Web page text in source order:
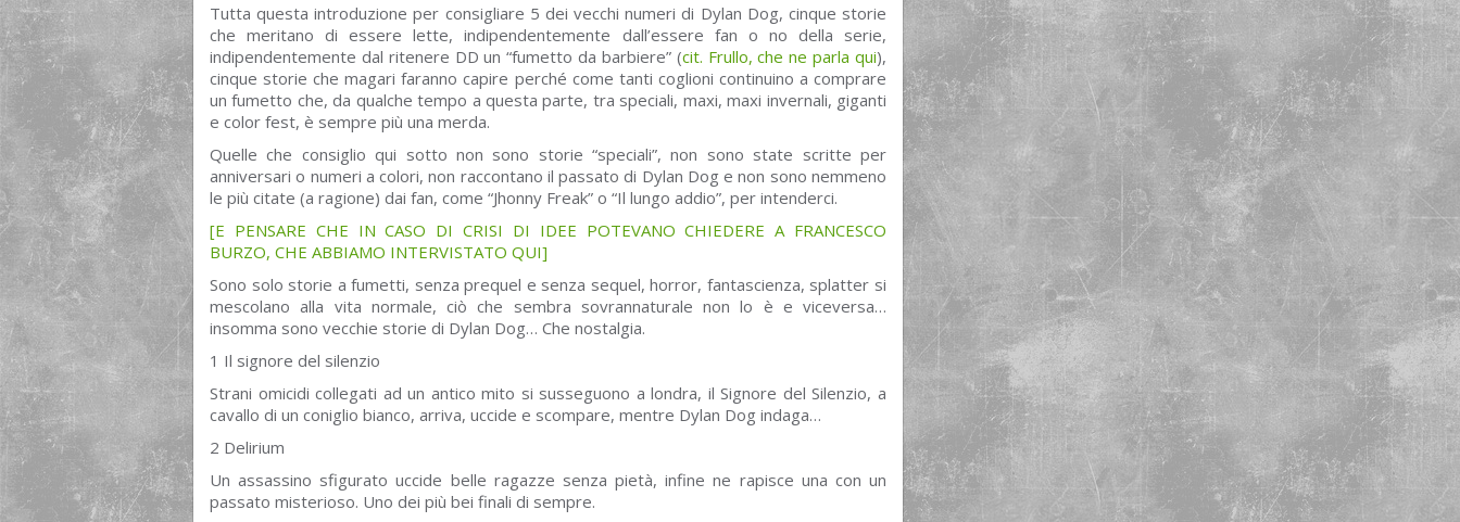
Tutta questa introduzione per consigliare 5 dei vecchi numeri di Dylan Dog, cinque storie
che meritano di essere lette, indipendentemente dall’essere fan o no della serie,
indipendentemente dal ritenere DD un “fumetto da barbiere” (cit. Frullo, che ne parla qui),
cinque storie che magari faranno capire perché come tanti coglioni continuino a comprare
un fumetto che, da qualche tempo a questa parte, tra speciali, maxi, maxi invernali, giganti
e color fest, è sempre più una merda.
Quelle che consiglio qui sotto non sono storie “speciali”, non sono state scritte per
anniversari o numeri a colori, non raccontano il passato di Dylan Dog e non sono nemmeno
le più citate (a ragione) dai fan, come “Jhonny Freak” o “Il lungo addio”, per intenderci.
[E PENSARE CHE IN CASO DI CRISI DI IDEE POTEVANO CHIEDERE A FRANCESCO
BURZO, CHE ABBIAMO INTERVISTATO QUI]
Sono solo storie a fumetti, senza prequel e senza sequel, horror, fantascienza, splatter si
mescolano alla vita normale, ciò che sembra sovrannaturale non lo è e viceversa…
insomma sono vecchie storie di Dylan Dog… Che nostalgia.
1 Il signore del silenzio
Strani omicidi collegati ad un antico mito si susseguono a londra, il Signore del Silenzio, a
cavallo di un coniglio bianco, arriva, uccide e scompare, mentre Dylan Dog indaga…
2 Delirium
Un assassino sfigurato uccide belle ragazze senza pietà, infine ne rapisce una con un
passato misterioso. Uno dei più bei finali di sempre.